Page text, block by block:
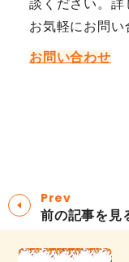
談ください。詳
お気軽にお問い
お問い合わせ
Prev
前の記事を見